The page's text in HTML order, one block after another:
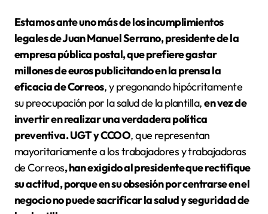
Estamos ante uno más de los incumplimientos
legales de Juan Manuel Serrano, presidente de la
empresa pública postal, que prefiere gastar
millones de euros publicitando en la prensa la
eficacia de Correos, y pregonando hipócritamente
su preocupación por la salud de la plantilla,en vez de
invertir en realizar una verdadera política
preventiva. UGT y CCOO, que representan
mayoritariamente a los trabajadores y trabajadoras
de Correos, han exigido al presidente que rectifique
su actitud, porque en su obsesión por centrarse en el
negocio no puede sacrificar la salud y seguridad de